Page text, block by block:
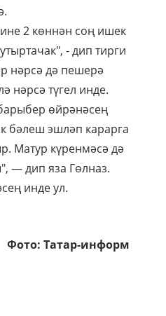
2 көннән соң ишек
- дип тирги
нәрсә дә пешерә
нәрсә түгел инде.
өйрәнәсең
бәлеш эшләп карарга
Матур күренмәсә дә
— дип яза Гөлназ.
инде ул.
Фото: Татар-информ